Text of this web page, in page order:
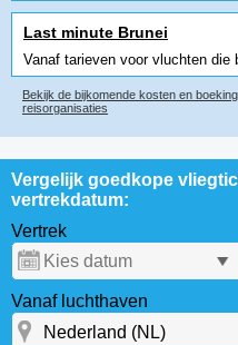
Last minute Brunei
Vanaf tarieven voor vluchten die
Bekijk de bijkomende kosten en
reisorganisaties
Vergelijk goedkope
vertrekdatum:
Vertrek
Vanaf luchthaven